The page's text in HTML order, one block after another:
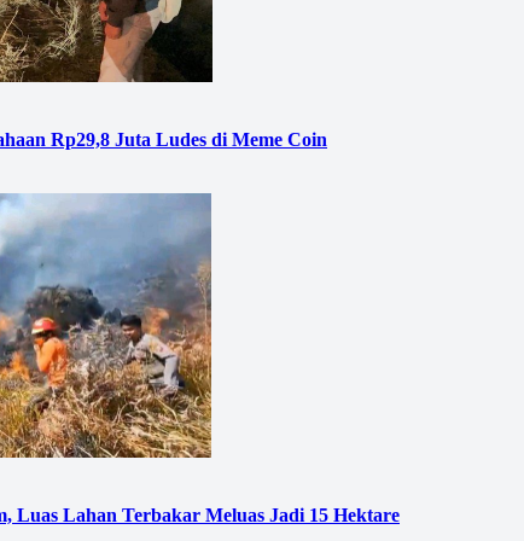
Rp29,8 Juta Ludes di Meme Coin
Luas Lahan Terbakar Meluas Jadi 15 Hektare